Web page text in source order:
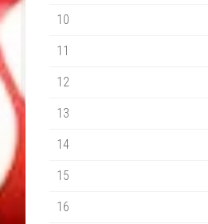
10
11
12
13
14
15
16